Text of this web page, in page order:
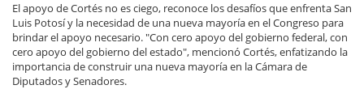
El apoyo de Cortés no es ciego, reconoce los desafíos que enfrenta San
Luis Potosí y la necesidad de una nueva mayoría en el Congreso para
brindar el apoyo necesario. "Con cero apoyo del gobierno federal, con
cero apoyo del gobierno del estado", mencionó Cortés, enfatizando la
importancia de construir una nueva mayoría en la Cámara de
Diputados y Senadores.